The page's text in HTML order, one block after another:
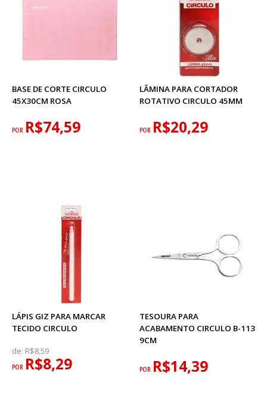
BASE DE CORTE CIRCULO
45X30CM ROSA
POR R$74,59
LÂMINA PARA CORTADOR
ROTATIVO CIRCULO 45MM
POR R$20,29
LÁPIS GIZ PARA MARCAR
TECIDO CIRCULO
de: R$8,59
POR R$8,29
TESOURA PARA
ACABAMENTO CIRCULO B-113
9CM
POR R$14,39